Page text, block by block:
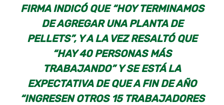
FIRMA INDICÓ QUE “HOY TERMINAMOS
DE AGREGAR UNA PLANTA DE
PELLETS”, Y A LA VEZ RESALTÓ QUE
“HAY 40 PERSONAS MÁS
TRABAJANDO” Y SE ESTÁ LA
EXPECTATIVA DE QUE A FIN DE AÑO
“INGRESEN OTROS 15 TRABAJADORES